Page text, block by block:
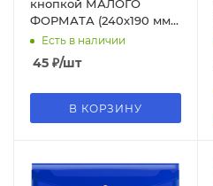
кнопкой МАЛОГО
ФОРМАТА (240х190 мм),
А5 прозрачная, 0,18 мм,
BRAUBERG, 227314
Есть в наличии
45 ₽/шт
В КОРЗИНУ